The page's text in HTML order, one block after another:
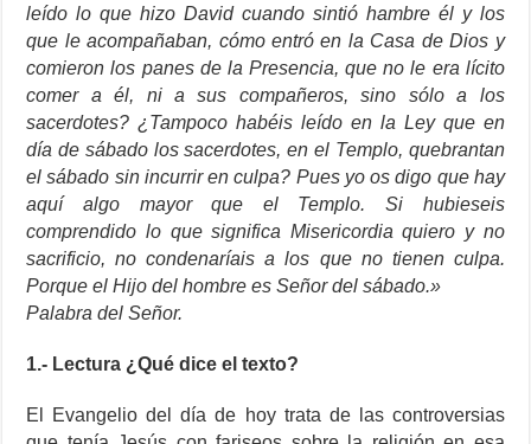
leído lo que hizo David cuando sintió hambre él y los
que le acompañaban, cómo entró en la Casa de Dios y
comieron los panes de la Presencia, que no le era lícito
comer a él, ni a sus compañeros, sino sólo a los
sacerdotes? ¿Tampoco habéis leído en la Ley que en
día de sábado los sacerdotes, en el Templo, quebrantan
el sábado sin incurrir en culpa? Pues yo os digo que hay
aquí algo mayor que el Templo. Si hubieseis
comprendido lo que significa Misericordia quiero y no
sacrificio, no condenaríais a los que no tienen culpa.
Porque el Hijo del hombre es Señor del sábado.»
Palabra del Señor.
1.- Lectura ¿Qué dice el texto?
El Evangelio del día de hoy trata de las controversias